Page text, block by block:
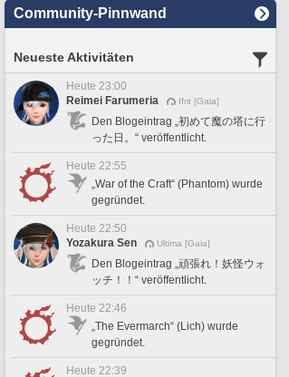
Community-Pinnwand
Neueste Aktivitäten
Heute 23:00
Reimei Farumeria
Ifrit [Gaia]
Den Blogeintrag „初めて魔の塔に行
った日。“ veröffentlicht.
Heute 22:55
„War of the Craft“ (Phantom) wurde
gegründet.
Heute 22:50
Yozakura Sen
Ultima [Gaia]
Den Blogeintrag „頑張れ！妖怪ウォ
ッチ！！“ veröffentlicht.
Heute 22:46
„The Evermarch“ (Lich) wurde
gegründet.
Heute 22:39